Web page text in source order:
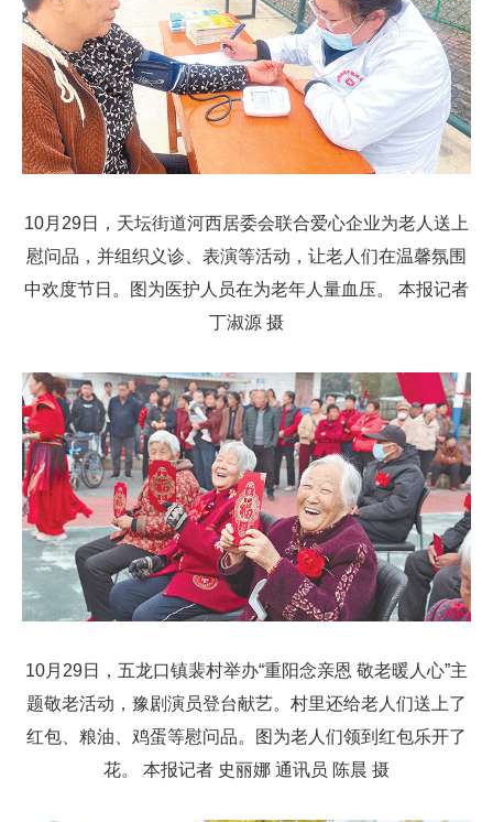
10月29日，天坛街道河西居委会联合爱心企业为老人送上
慰问品，并组织义诊、表演等活动，让老人们在温馨氛围
中欢度节日。图为医护人员在为老年人量血压。 本报记者
丁淑源 摄
10月29日，五龙口镇裴村举办“重阳念亲恩 敬老暖人心”主
题敬老活动，豫剧演员登台献艺。村里还给老人们送上了
红包、粮油、鸡蛋等慰问品。图为老人们领到红包乐开了
花。 本报记者 史丽娜 通讯员 陈晨 摄